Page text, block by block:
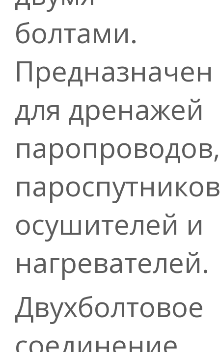
болтами.
Предназначен
для дренажей
паропроводов,
осушителей и
нагревателей.
Двухболтовое
соединение